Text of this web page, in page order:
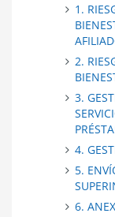
1.
2.
3.
4.
5.
6.